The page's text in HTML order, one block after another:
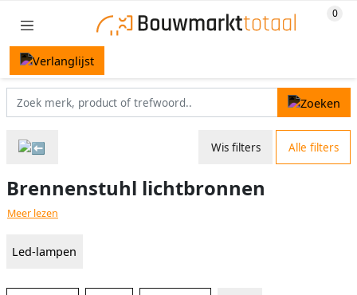
Wis filters Alle filters
Brennenstuhl lichtbronnen
Meer lezen
Led-lampen